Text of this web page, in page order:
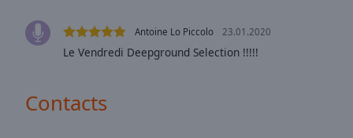
Opacity
Antoine Lo Piccolo 23.01.2020
Le Vendredi Deepground Selection !!!!!
Contacts